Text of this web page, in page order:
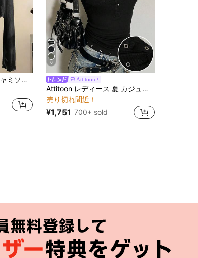
Resyla レーストリム キャミソールドレスカバーアップ、長袖ニットシャギートップス レディース、夏の日よけ
6
Attitoon
Attitoon レディース 夏 カジュアル 万能 無地 半袖Tシャツ
売り切れ間近！
¥1,751 700+ sold